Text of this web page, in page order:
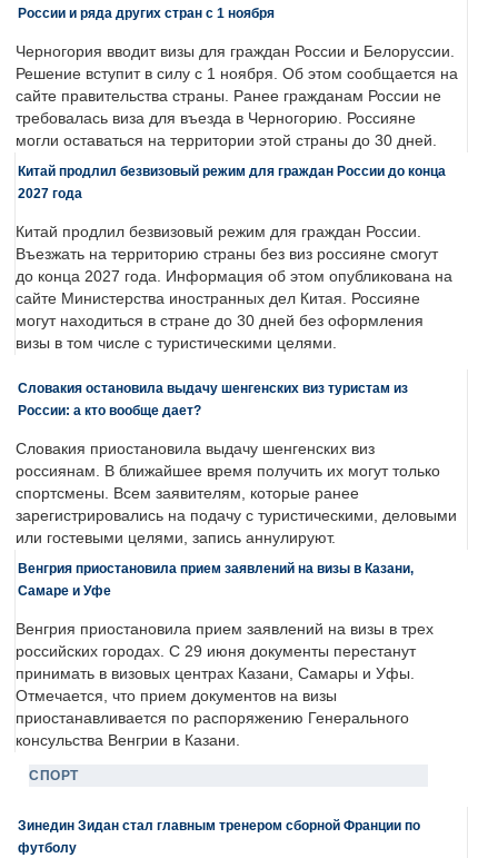
России и ряда других стран с 1 ноября
Черногория вводит визы для граждан России и Белоруссии.
Решение вступит в силу с 1 ноября. Об этом сообщается на
сайте правительства страны. Ранее гражданам России не
требовалась виза для въезда в Черногорию. Россияне
могли оставаться на территории этой страны до 30 дней.
Китай продлил безвизовый режим для граждан России до конца
2027 года
Китай продлил безвизовый режим для граждан России.
Въезжать на территорию страны без виз россияне смогут
до конца 2027 года. Информация об этом опубликована на
сайте Министерства иностранных дел Китая. Россияне
могут находиться в стране до 30 дней без оформления
визы в том числе с туристическими целями.
Словакия остановила выдачу шенгенских виз туристам из
России: а кто вообще дает?
Словакия приостановила выдачу шенгенских виз
россиянам. В ближайшее время получить их могут только
спортсмены. Всем заявителям, которые ранее
зарегистрировались на подачу с туристическими, деловыми
или гостевыми целями, запись аннулируют.
Венгрия приостановила прием заявлений на визы в Казани,
Самаре и Уфе
Венгрия приостановила прием заявлений на визы в трех
российских городах. С 29 июня документы перестанут
принимать в визовых центрах Казани, Самары и Уфы.
Отмечается, что прием документов на визы
приостанавливается по распоряжению Генерального
консульства Венгрии в Казани.
СПОРТ
Зинедин Зидан стал главным тренером сборной Франции по
футболу